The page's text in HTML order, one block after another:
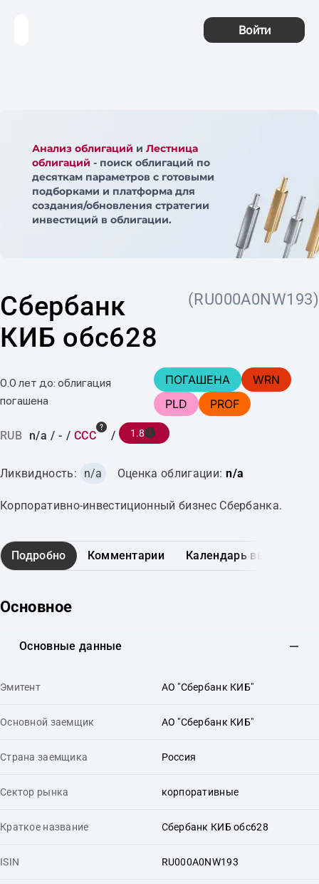
Войти
Анализ облигаций и Лестница
облигаций - поиск облигаций по
десяткам параметров с готовыми
подборками и платформа для
создания/обновления стратегии
инвестиций в облигации.
Сбербанк
КИБ обс628
(RU000A0NW193)
0.0 лет до: облигация
погашена
ПОГАШЕНА
WRN
PLD
PROF
RUB n/a / - / CCC / 1.8
Ликвидность: n/a Оценка облигации: n/a
Корпоративно-инвестиционный бизнес Сбербанка.
Подробно Комментарии Календарь выплат
Основное
Основные данные
Эмитент АО "Сбербанк КИБ"
Основной заемщик АО "Сбербанк КИБ"
Страна заемщика Россия
Сектор рынка корпоративные
Краткое название Сбербанк КИБ обс628
ISIN RU000A0NW193